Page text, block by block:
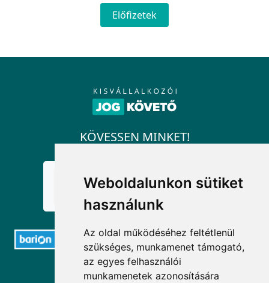
Weboldalunkon sütiket
használunk
Az oldal működéséhez feltétlenül
szükséges, munkamenet támogató,
az egyes felhasználói
munkamenetek azonosítására
Előfizetek
KÖVESSEN MINKET!
ELÉRHETŐSÉGEK